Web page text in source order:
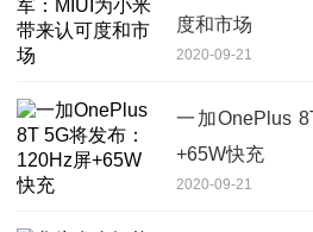
度和市场
2020-09-21
一加OnePlus
+65W快充
2020-09-21